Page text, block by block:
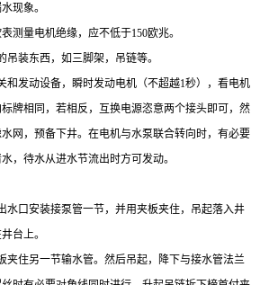
现象。
表测量电机绝缘，应不低于150欧兆。
吊装东西，如三脚架，吊链等。
和发动设备，瞬时发动电机（不超越1秒），看电机
牌相同，若相反，互换电源恣意两个接头即可，然
网，预备下井。在电机与水泵联合转向时，有必要
，待水从进水节流出时方可发动。
水口安装接泵管一节，并用夹板夹住，吊起落入井
台上。
夹住另一节输水管。然后吊起，降下与接水管法兰